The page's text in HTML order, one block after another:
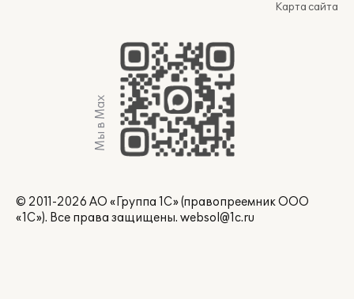
Карта сайта
Мы в Max
© 2011-2026 АО «Группа 1С» (правопреемник ООО
«1С»). Все права защищены. websol@1c.ru